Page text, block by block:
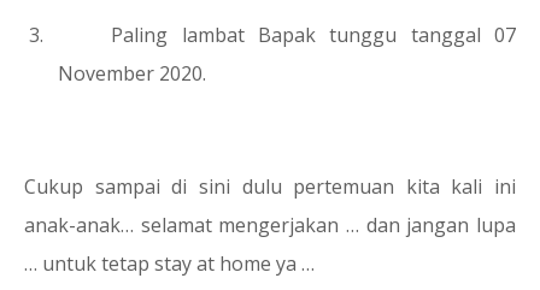
3.
Paling lambat Bapak tunggu tanggal 07
November 2020.
Cukup sampai di sini dulu pertemuan kita kali ini
anak-anak… selamat mengerjakan … dan jangan lupa
… untuk tetap stay at home ya …